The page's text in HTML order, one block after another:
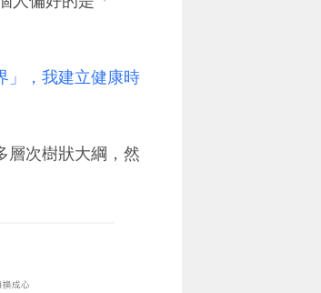
」，我建立健康時
層次樹狀大綱，然